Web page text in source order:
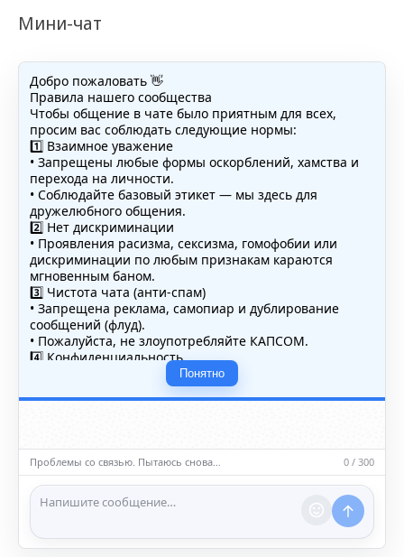
Мини-чат
Добро пожаловать 👋
Правила нашего сообщества
Чтобы общение в чате было приятным для всех,
просим вас соблюдать следующие нормы:
1️⃣ Взаимное уважение
• Запрещены любые формы оскорблений, хамства и
перехода на личности.
• Соблюдайте базовый этикет — мы здесь для
дружелюбного общения.
2️⃣ Нет дискриминации
• Проявления расизма, сексизма, гомофобии или
дискриминации по любым признакам караются
мгновенным баном.
3️⃣ Чистота чата (анти-спам)
• Запрещена реклама, самопиар и дублирование
сообщений (флуд).
• Пожалуйста, не злоупотребляйте КАПСОМ.
4️⃣ Конфиденциальность
• Не публикуйте личные данные — свои или чужие
(телефоны, адреса, документы).
5️⃣ Уместность контента
насилию.
ℹ️ Модераторы и администраторы вправе удалять
сообщения и ограничивать доступ к чату при
нарушении правил.
Понятно
Проблемы со связью. Пытаюсь снова… 0 / 300